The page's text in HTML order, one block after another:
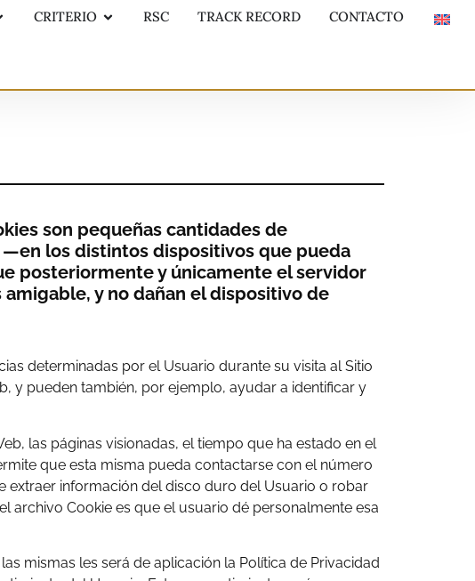
CRITERIO RSC TRACK RECORD CONTACTO
son pequeñas cantidades de
los distintos dispositivos que pueda
posteriormente y únicamente el servidor
y no dañan el dispositivo de
determinadas por el Usuario durante su visita al Sitio
y pueden también, por ejemplo, ayudar a identificar y
las páginas visionadas, el tiempo que ha estado en el
que esta misma pueda contactarse con el número
información del disco duro del Usuario o robar
archivo Cookie es que el usuario dé personalmente esa
mismas les será de aplicación la Política de Privacidad